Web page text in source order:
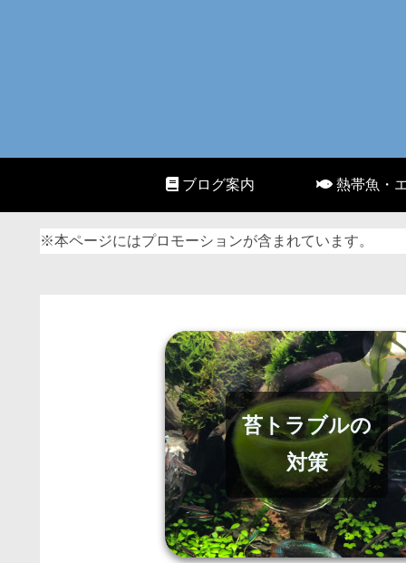
ブログ案内 熱帯魚・
※本ページにはプロモーションが含まれています。
苔トラブルの
対策